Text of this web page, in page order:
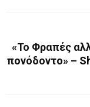
«Το Φραπές
πονόδοντο» –